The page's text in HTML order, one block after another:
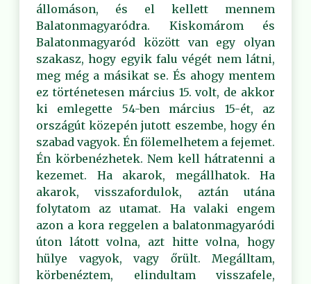
állomáson, és el kellett mennem
Balatonmagyaródra. Kiskomárom és
Balatonmagyaród között van egy olyan
szakasz, hogy egyik falu végét nem látni,
meg még a másikat se. És ahogy mentem
ez történetesen március 15. volt, de akkor
ki emlegette 54-ben március 15-ét, az
országút közepén jutott eszembe, hogy én
szabad vagyok. Én fölemelhetem a fejemet.
Én körbenézhetek. Nem kell hátratenni a
kezemet. Ha akarok, megállhatok. Ha
akarok, visszafordulok, aztán utána
folytatom az utamat. Ha valaki engem
azon a kora reggelen a balatonmagyaródi
úton látott volna, azt hitte volna, hogy
hülye vagyok, vagy őrült. Megálltam,
körbenéztem, elindultam visszafele,